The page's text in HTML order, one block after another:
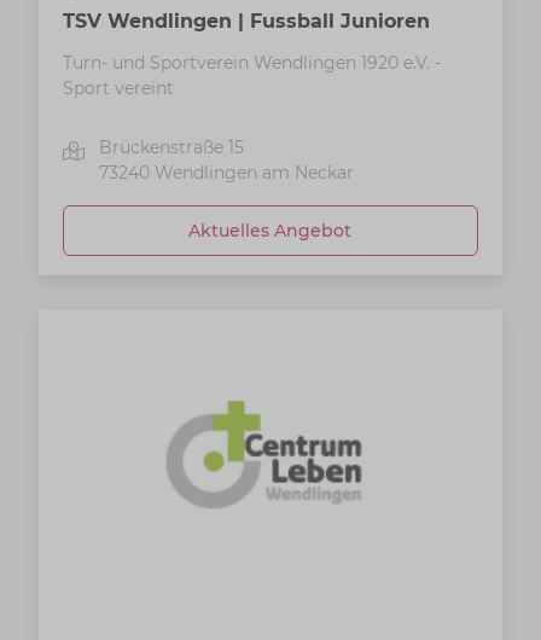
TSV Wendlingen | Fussball Junioren
Turn- und Sportverein Wendlingen 1920 e.V. -
Sport vereint
Brückenstraße 15
73240 Wendlingen am Neckar
Aktuelles Angebot